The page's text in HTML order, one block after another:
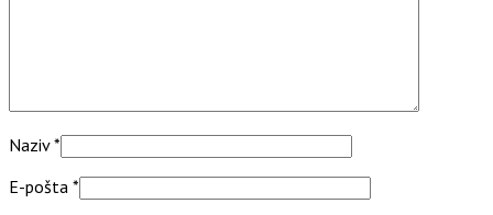
Naziv*
E-pošta *